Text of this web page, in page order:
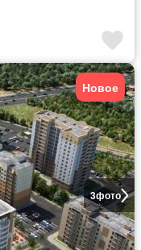
3фото
Новое